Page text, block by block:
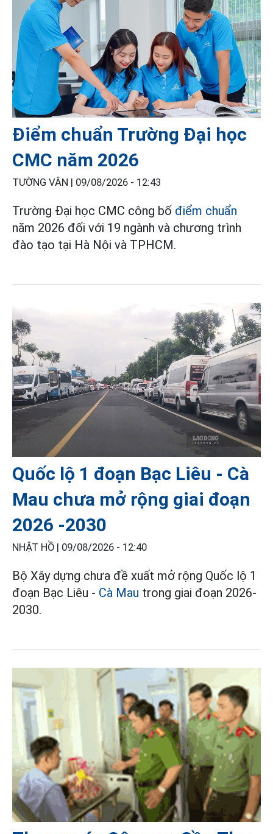
Điểm chuẩn Trường Đại học
CMC năm 2026
TƯỜNG VÂN | 09/08/2026 - 12:43
Trường Đại học CMC công bố điểm chuẩn
năm 2026 đối với 19 ngành và chương trình
đào tạo tại Hà Nội và TPHCM.
Quốc lộ 1 đoạn Bạc Liêu - Cà
Mau chưa mở rộng giai đoạn
2026 -2030
NHẬT HỒ | 09/08/2026 - 12:40
Bộ Xây dựng chưa đề xuất mở rộng Quốc lộ 1
đoạn Bạc Liêu - Cà Mau trong giai đoạn 2026-
2030.